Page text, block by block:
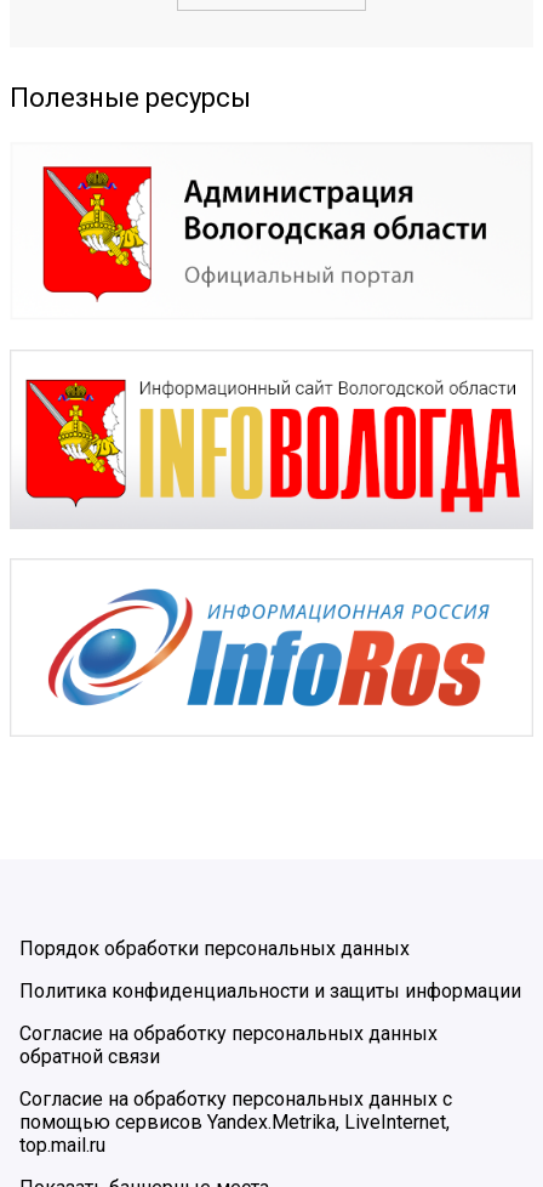
Полезные ресурсы
Порядок обработки персональных данных
Политика конфиденциальности и защиты информации
Согласие на обработку персональных данных
обратной связи
Согласие на обработку персональных данных с
помощью сервисов Yandex.Metrika, LiveInternet,
top.mail.ru